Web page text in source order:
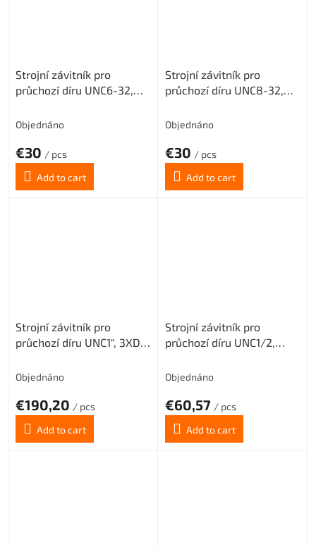
Strojní závitník pro
průchozí díru UNC6-32,
Objednáno
€30 / pcs
Add to cart
Strojní závitník pro
průchozí díru UNC8-32,
Objednáno
€30 / pcs
Add to cart
Strojní závitník pro
průchozí díru UNC1", 3XD,
Objednáno
€190,20 / pcs
Add to cart
Strojní závitník pro
průchozí díru UNC1/2,
Objednáno
€60,57 / pcs
Add to cart